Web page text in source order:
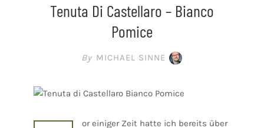
Tenuta Di Castellaro – Bianco
Pomice
By MICHAEL SINNE
or einiger Zeit hatte ich bereits über